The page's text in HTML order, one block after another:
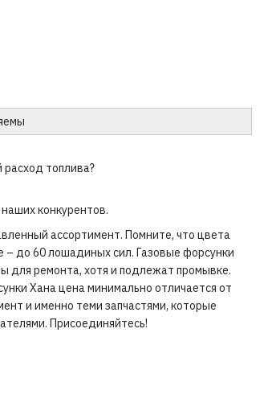
расход топлива?
конкурентов.
ассортимент. Помните, что цвета
– до 60 лошадиных сил. Газовые форсунки
для ремонта, хотя и подлежат промывке.
Хана цена минимально отличается от
и именно теми запчастями, которые
Присоединяйтесь!